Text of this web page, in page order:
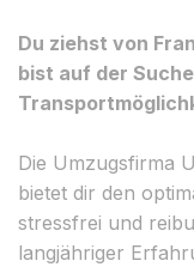
Du ziehst von
bist auf der
Die Umzugsfirma
bietet dir den
stressfrei und
langjähriger